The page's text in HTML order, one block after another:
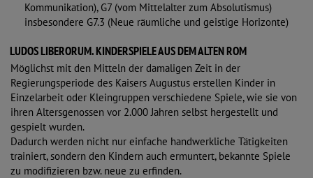
Kommunikation), G7 (vom Mittelalter zum Absolutismus)
insbesondere G7.3 (Neue räumliche und geistige Horizonte)
LUDOS LIBERORUM. KINDERSPIELE AUS DEM ALTEN ROM
Möglichst mit den Mitteln der damaligen Zeit in der
Regierungsperiode des Kaisers Augustus erstellen Kinder in
Einzelarbeit oder Kleingruppen verschiedene Spiele, wie sie von
ihren Altersgenossen vor 2.000 Jahren selbst hergestellt und
gespielt wurden.
Dadurch werden nicht nur einfache handwerkliche Tätigkeiten
trainiert, sondern den Kindern auch ermuntert, bekannte Spiele
zu modifizieren bzw. neue zu erfinden.